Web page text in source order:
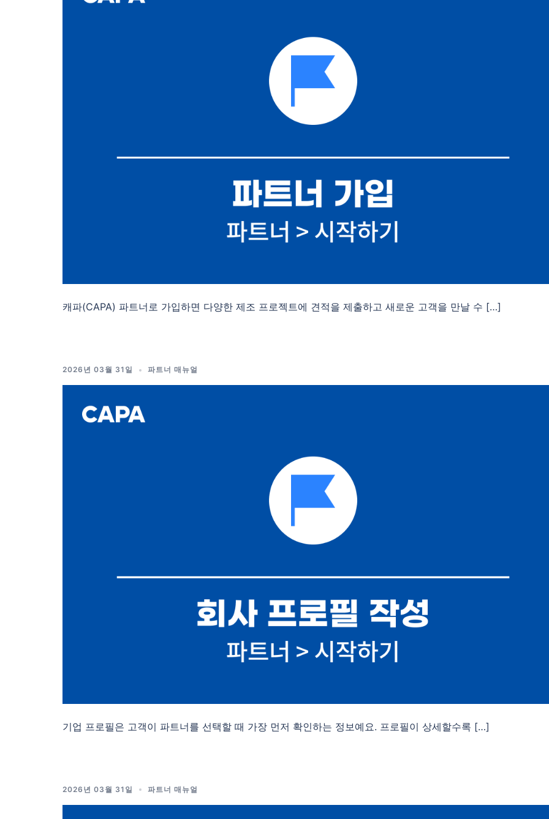
캐파(CAPA) 파트너로 가입하면 다양한 제조 프로젝트에 견적을 제출하고 새로운 고객을 만날 수 […]
2026년 03월 31일 파트너 매뉴얼
기업 프로필은 고객이 파트너를 선택할 때 가장 먼저 확인하는 정보예요. 프로필이 상세할수록 […]
2026년 03월 31일 파트너 매뉴얼